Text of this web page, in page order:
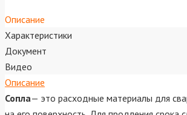
Описание
Характеристики
Документ
Видео
Описание
Сопла— это расходные материалы для